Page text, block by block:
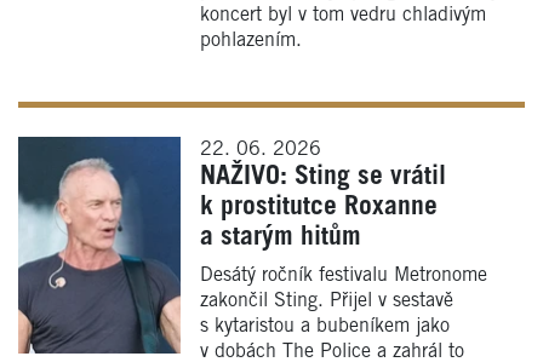
koncert byl v tom vedru chladivým
pohlazením.
22. 06. 2026
NAŽIVO: Sting se vrátil
k prostitutce Roxanne
a starým hitům
Desátý ročník festivalu Metronome
zakončil Sting. Přijel v sestavě
s kytaristou a bubeníkem jako
v dobách The Police a zahrál to